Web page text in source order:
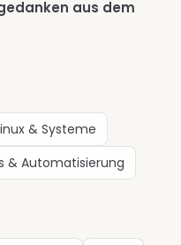
aus dem
& Systeme
& Automatisierung